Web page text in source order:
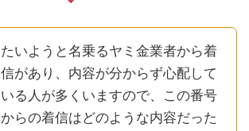
たいようと名乗るヤミ金業者から着
信があり、内容が分からず心配して
いる人が多くいますので、この番号
からの着信はどのような内容だった